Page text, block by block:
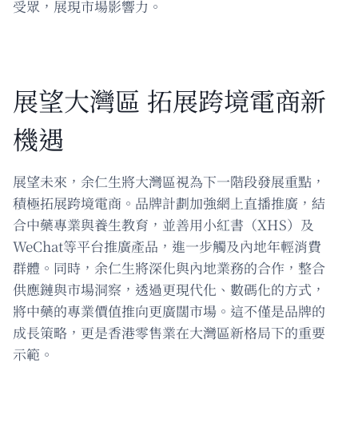
受眾，展現市場影響力。
展望大灣區 拓展跨境電商新
機遇
展望未來，余仁生將大灣區視為下一階段發展重點，
積極拓展跨境電商。品牌計劃加強網上直播推廣，結
合中藥專業與養生教育，並善用小紅書（XHS）及
WeChat等平台推廣產品，進一步觸及內地年輕消費
群體。同時，余仁生將深化與內地業務的合作，整合
供應鏈與市場洞察，透過更現代化、數碼化的方式，
將中藥的專業價值推向更廣闊市場。這不僅是品牌的
成長策略，更是香港零售業在大灣區新格局下的重要
示範。